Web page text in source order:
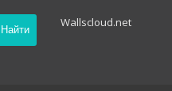
Wallscloud.net